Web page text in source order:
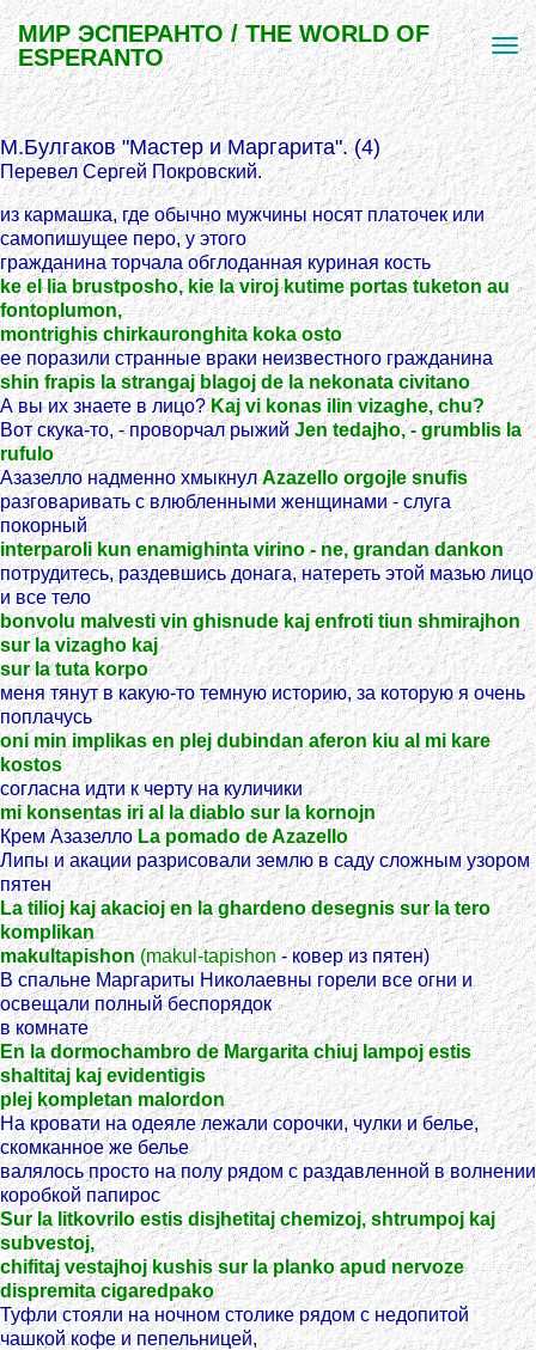
МИР ЭСПЕРАНТО / THE WORLD OF
ESPERANTO
М.Булгаков "Мастер и Маргарита". (4)
Перевел Сергей Покровский.
из кармашка, где обычно мужчины носят платочек или
самопишущее перо, у этого
гражданина торчала обглоданная куриная кость
ke el lia brustposho, kie la viroj kutime portas tuketon au
fontoplumon,
montrighis chirkauronghita koka osto
ее поразили странные враки неизвестного гражданина
shin frapis la strangaj blagoj de la nekonata civitano
А вы их знаете в лицо? Kaj vi konas ilin vizaghe, chu?
Вот скука-то, - проворчал рыжийJen tedajho, - grumblis la
rufulo
Азазелло надменно хмыкнулAzazello orgojle snufis
разговаривать с влюбленными женщинами - слуга
покорный
interparoli kun enamighinta virino - ne, grandan dankon
потрудитесь, раздевшись донага, натереть этой мазью лицо
и все тело
bonvolu malvesti vin ghisnude kaj enfroti tiun shmirajhon
sur la vizagho kaj
sur la tuta korpo
меня тянут в какую-то темную историю, за которую я очень
поплачусь
oni min implikas en plej dubindan aferon kiu al mi kare
kostos
согласна идти к черту на куличики
mi konsentas iri al la diablo sur la kornojn
Крем Азазелло La pomado de Azazello
Липы и акации разрисовали землю в саду сложным узором
пятен
La tilioj kaj akacioj en la ghardeno desegnis sur la tero
komplikan
makultapishon (makul-tapishon- ковер из пятен)
В спальне Маргариты Николаевны горели все огни и
освещали полный беспорядок
в комнате
En la dormochambro de Margarita chiuj lampoj estis
shaltitaj kaj evidentigis
plej kompletan malordon
На кровати на одеяле лежали сорочки, чулки и белье,
скомканное же белье
валялось просто на полу рядом с раздавленной в волнении
коробкой папирос
Sur la litkovrilo estis disjhetitaj chemizoj, shtrumpoj kaj
subvestoj,
chifitaj vestajhoj kushis sur la planko apud nervoze
dispremita cigaredpako
Туфли стояли на ночном столике рядом с недопитой
чашкой кофе и пепельницей,